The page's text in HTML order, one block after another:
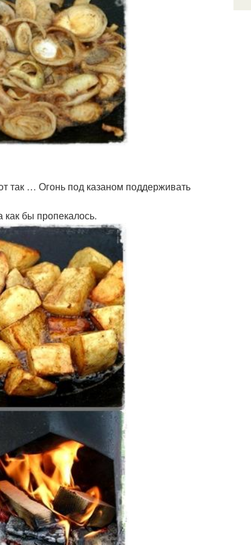
так … Огонь под казаном поддерживать
бы пропекалось.